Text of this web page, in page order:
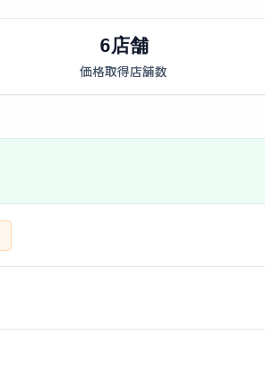
6店舗
価格取得店舗数